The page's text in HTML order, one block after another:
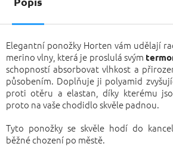
Elegantní ponožky Horten vám udělají
merino vlny, která je proslulá svým
schopností absorbovat vlhkost a
působením. Doplňuje ji polyamid
proti otěru a elastan, díky kterému
proto na vaše chodidlo skvěle padnou.
Tyto ponožky se skvěle hodí do
běžné chození po městě.